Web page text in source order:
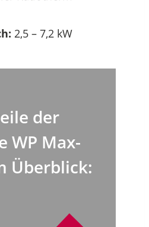
2,5 – 7,2 kW
der
WP Max-
Überblick: